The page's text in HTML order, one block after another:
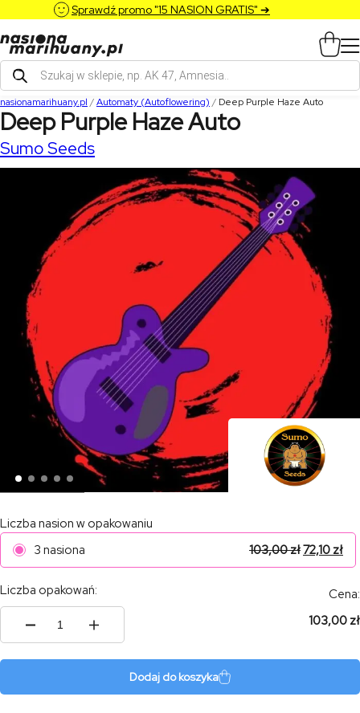
Sprawdź promo "15 NASION GRATIS" ➔
Wyszukiwarka
produktów
nasionamarihuany.pl /Automaty (Autoflowering) / Deep Purple Haze Auto
Deep Purple Haze Auto
Sumo Seeds
Liczba nasion w opakowaniu
3 nasiona
103,00zł72,10 zł
Liczba opakowań:
ilość
Cena:
103,00 zł
Dodaj do koszyka